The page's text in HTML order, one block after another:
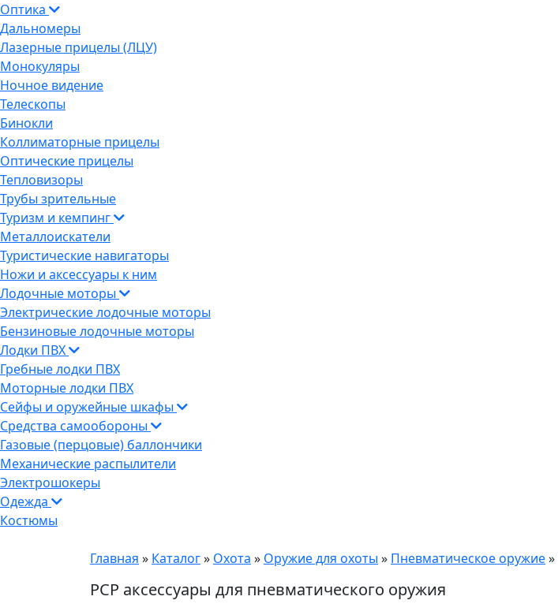
Оптика
Дальномеры
Лазерные прицелы (ЛЦУ)
Монокуляры
Ночное видение
Телескопы
Бинокли
Коллиматорные прицелы
Оптические прицелы
Тепловизоры
Трубы зрительные
Туризм и кемпинг
Металлоискатели
Туристические навигаторы
Ножи и аксессуары к ним
Лодочные моторы
Электрические лодочные моторы
Бензиновые лодочные моторы
Лодки ПВХ
Гребные лодки ПВХ
Моторные лодки ПВХ
Сейфы и оружейные шкафы
Средства самообороны
Газовые (перцовые) баллончики
Механические распылители
Электрошокеры
Одежда
Костюмы
Главная » Каталог» Охота » Оружие для охоты » Пневматическое оружие»
PCP аксессуары для пневматического оружия